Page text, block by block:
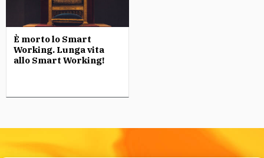
È morto lo Smart
Working. Lunga vita
allo Smart Working!